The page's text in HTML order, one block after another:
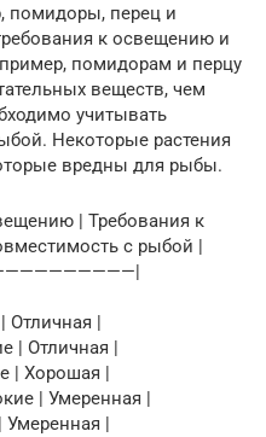
помидоры, перец и
к освещению и
помидорам и перцу
веществ, чем
учитывать
Некоторые растения
вредны для рыбы.
| Требования к
с рыбой |
Отличная |
| Отличная |
| Хорошая |
| Умеренная |
|